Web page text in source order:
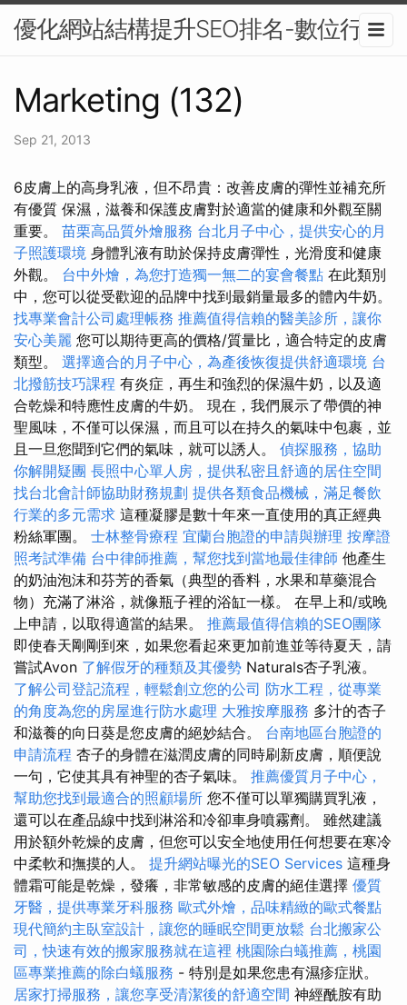
優化網站結構提升SEO排名-數位行銷
Marketing (132)
Sep 21, 2013
6皮膚上的高身乳液，但不昂貴：改善皮膚的彈性並補充所
有優質 保濕，滋養和保護皮膚對於適當的健康和外觀至關
重要。 苗栗高品質外燴服務 台北月子中心，提供安心的月
子照護環境 身體乳液有助於保持皮膚彈性，光滑度和健康
外觀。 台中外燴，為您打造獨一無二的宴會餐點 在此類別
中，您可以從受歡迎的品牌中找到最銷量最多的體內牛奶。
找專業會計公司處理帳務 推薦值得信賴的醫美診所，讓你
安心美麗 您可以期待更高的價格/質量比，適合特定的皮膚
類型。 選擇適合的月子中心，為產後恢復提供舒適環境 台
北撥筋技巧課程 有炎症，再生和強烈的保濕牛奶，以及適
合乾燥和特應性皮膚的牛奶。 現在，我們展示了帶價的神
聖風味，不僅可以保濕，而且可以在持久的氣味中包裹，並
且一旦您聞到它們的氣味，就可以誘人。 偵探服務，協助
你解開疑團 長照中心單人房，提供私密且舒適的居住空間
找台北會計師協助財務規劃 提供各類食品機械，滿足餐飲
行業的多元需求 這種凝膠是數十年來一直使用的真正經典
粉絲軍團。 士林整骨療程 宜蘭台胞證的申請與辦理 按摩證
照考試準備 台中律師推薦，幫您找到當地最佳律師 他產生
的奶油泡沫和芬芳的香氣（典型的香料，水果和草藥混合
物）充滿了淋浴，就像瓶子裡的浴缸一樣。 在早上和/或晚
上申請，以取得適當的結果。 推薦最值得信賴的SEO團隊
即使春天剛剛到來，如果您看起來更加前進並等待夏天，請
嘗試Avon 了解假牙的種類及其優勢 Naturals杏子乳液。
了解公司登記流程，輕鬆創立您的公司 防水工程，從專業
的角度為您的房屋進行防水處理 大雅按摩服務 多汁的杏子
和滋養的向日葵是您皮膚的絕妙結合。 台南地區台胞證的
申請流程 杏子的身體在滋潤皮膚的同時刷新皮膚，順便說
一句，它使其具有神聖的杏子氣味。 推薦優質月子中心，
幫助您找到最適合的照顧場所 您不僅可以單獨購買乳液，
還可以在產品線中找到淋浴和冷卻車身噴霧劑。 雖然建議
用於額外乾燥的皮膚，但您可以安全地使用任何想要在寒冷
中柔軟和撫摸的人。 提升網站曝光的SEO Services 這種身
體霜可能是乾燥，發癢，非常敏感的皮膚的絕佳選擇 優質
牙醫，提供專業牙科服務 歐式外燴，品味精緻的歐式餐點
現代簡約主臥室設計，讓您的睡眠空間更放鬆 台北搬家公
司，快速有效的搬家服務就在這裡 桃園除白蟻推薦，桃園
區專業推薦的除白蟻服務 - 特別是如果您患有濕疹症狀。
居家打掃服務，讓您享受清潔後的舒適空間 神經酰胺有助